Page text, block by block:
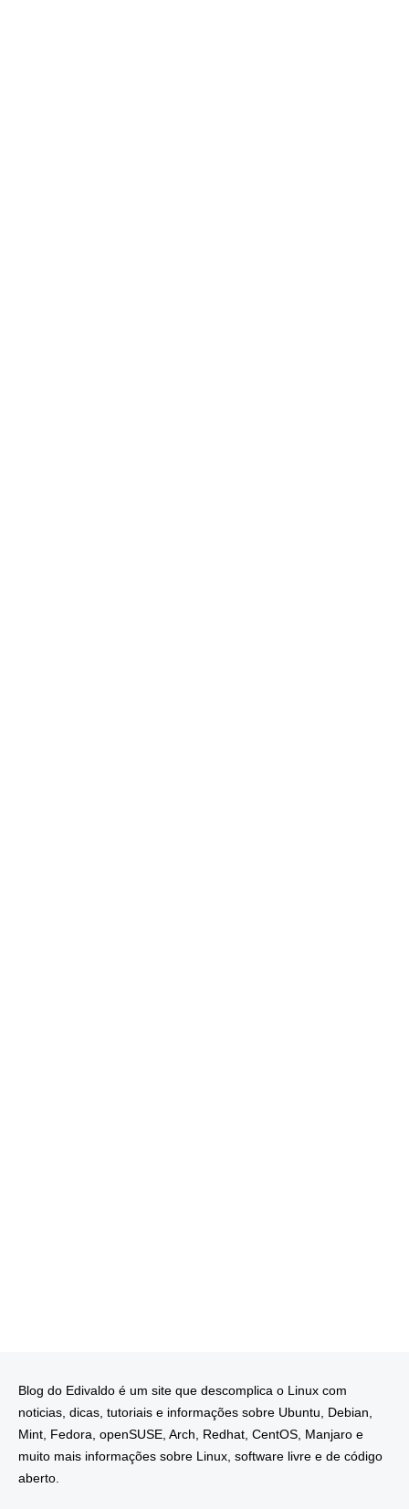
Blog do Edivaldo é um site que descomplica o Linux com
noticias, dicas, tutoriais e informações sobre Ubuntu, Debian,
Mint, Fedora, openSUSE, Arch, Redhat, CentOS, Manjaro e
muito mais informações sobre Linux, software livre e de código
aberto.